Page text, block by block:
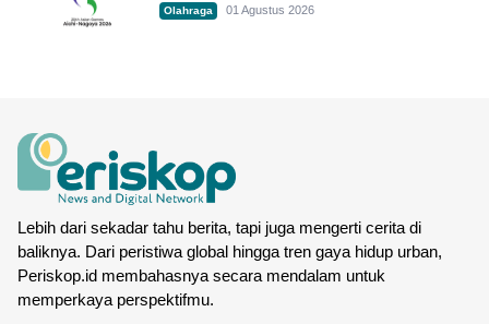
Olahraga 01 Agustus 2026
Lebih dari sekadar tahu berita, tapi juga mengerti cerita di
baliknya. Dari peristiwa global hingga tren gaya hidup urban,
Periskop.id membahasnya secara mendalam untuk
memperkaya perspektifmu.